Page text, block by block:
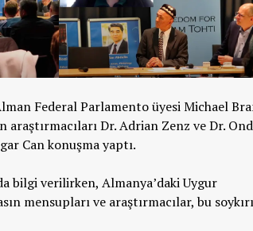
Federal Parlamento üyesi Michael
Dr. Adrian Zenz ve Dr.
Can konuşma yaptı.
bilgi verilirken, Almanya’daki Uygur
mensupları ve araştırmacılar, bu